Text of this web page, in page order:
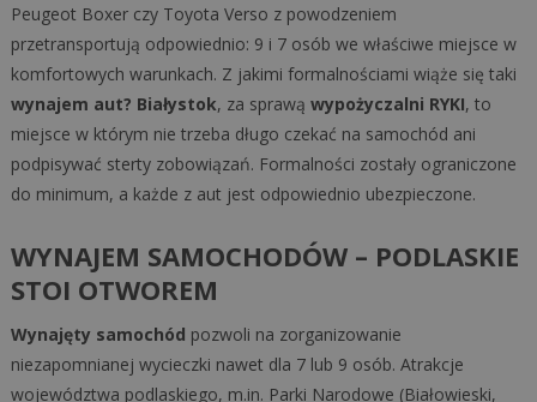
Peugeot Boxer czy Toyota Verso z powodzeniem
przetransportują odpowiednio: 9 i 7 osób we właściwe miejsce w
komfortowych warunkach. Z jakimi formalnościami wiąże się taki
wynajem aut? Białystok, za sprawą wypożyczalni RYKI, to
miejsce w którym nie trzeba długo czekać na samochód ani
podpisywać sterty zobowiązań. Formalności zostały ograniczone
do minimum, a każde z aut jest odpowiednio ubezpieczone.
WYNAJEM SAMOCHODÓW – PODLASKIE
STOI OTWOREM
Wynajęty samochód pozwoli na zorganizowanie
niezapomnianej wycieczki nawet dla 7 lub 9 osób. Atrakcje
województwa podlaskiego, m.in. Parki Narodowe (Białowieski,